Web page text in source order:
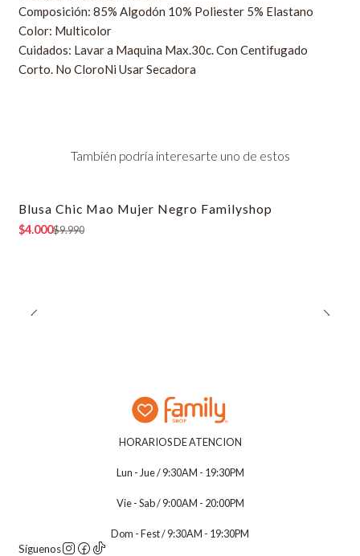
Composición: 85% Algodón 10% Poliester 5% Elastano
Color: Multicolor
Cuidados: Lavar a Maquina Max.30c. Con Centifugado
Corto. No CloroNi Usar Secadora
También podría interesarte uno de estos
-60% OFF
Blusa Chic Mao Mujer Negro Familyshop
$4.000$9.990
HORARIOS DE ATENCION
Lun - Jue / 9:30AM - 19:30PM
Vie - Sab / 9:00AM - 20:00PM
Dom - Fest / 9:30AM - 19:30PM
Síguenos